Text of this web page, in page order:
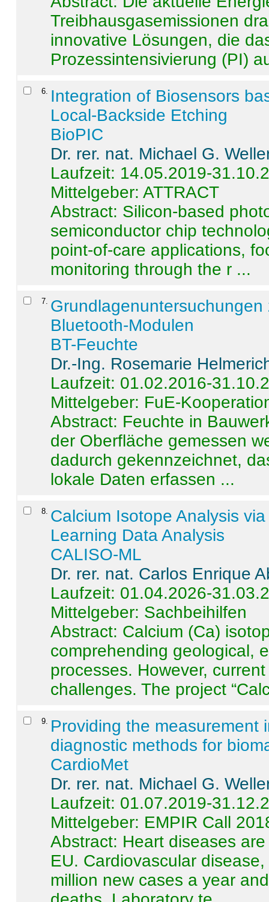
Treibhausgasemissionen
innovative Lösungen, die
Prozessintensivierung (PI)
6
Integration of Biosensors
Local-Backside Etching
BioPIC
Dr. rer. nat. Michael G.
Laufzeit: 14.05.2019-
Mittelgeber: ATTRACT
Abstract: Silicon-based
semiconductor chip
point-of-care applications,
monitoring through the r ...
7
Bluetooth-Modulen
BT-Feuchte
Dr.-Ing. Rosemarie
Laufzeit: 01.02.2016-
Mittelgeber: FuE-
Abstract: Feuchte in
der Oberfläche gemessen
dadurch gekennzeichnet,
lokale Daten erfassen ...
8 Calcium Isotope Analysis
Learning Data Analysis
CALISO-ML
Dr. rer. nat. Carlos Enrique
Laufzeit: 01.04.2026-
Mittelgeber: Sachbeihilfen
Abstract: Calcium (Ca)
comprehending geological,
processes. However,
challenges. The project
9
Providing the measurement
diagnostic methods for
CardioMet
Dr. rer. nat. Michael G.
Laufzeit: 01.07.2019-
Mittelgeber: EMPIR Call
Abstract: Heart diseases
EU. Cardiovascular
million new cases a year